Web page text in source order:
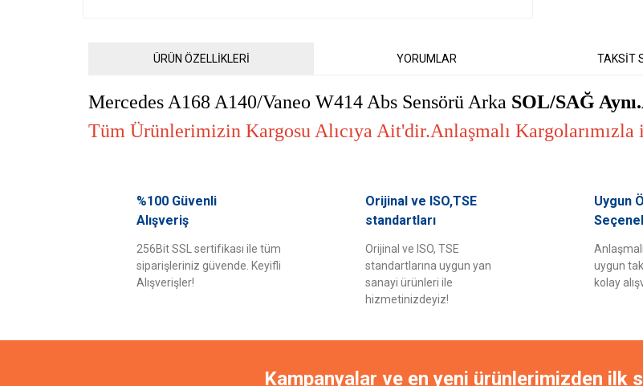
ÜRÜN ÖZELLİKLERİ YORUMLAR TAKSİT
Mercedes A168 A140/Vaneo W414 Abs Sensörü Arka SOL/SAĞ
Tüm Ürünlerimizin Kargosu Alıcıya Ait'dir.Anlaşmalı
Bu ürüne ilk yorumu siz yapın!
Görüş ve önerileriniz için teşekkür ederiz.
Ürün bilgilerinde hatalar bulunuyor.
%100 Güvenli
Alışveriş
256Bit SSL sertifikası ile tüm
siparişleriniz güvende. Keyifli
Alışverişler!
Orijinal ve ISO,TSE
standartları
Orijinal ve ISO, TSE
standartlarına uygun yan
sanayi ürünleri ile
hizmetinizdeyiz!
Uygun
uygun
kolay
Kampanyalar ve en yeni ürünlerimizden ilk